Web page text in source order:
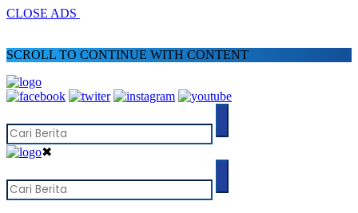
CLOSE ADS
SCROLL TO CONTINUE WITH CONTENT
✖